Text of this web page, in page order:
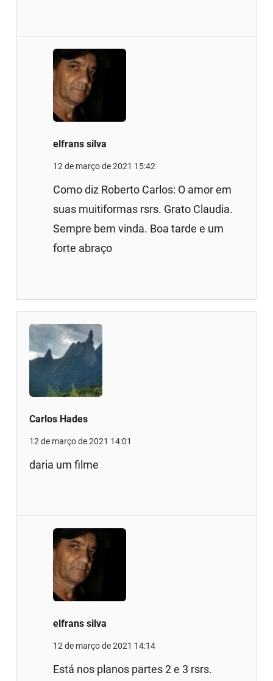
elfrans silva
12 de março de 2021 15:42
Como diz Roberto Carlos: O amor em
suas muitiformas rsrs. Grato Claudia.
Sempre bem vinda. Boa tarde e um
forte abraço
Carlos Hades
12 de março de 2021 14:01
daria um filme
elfrans silva
12 de março de 2021 14:14
Está nos planos partes 2 e 3 rsrs.